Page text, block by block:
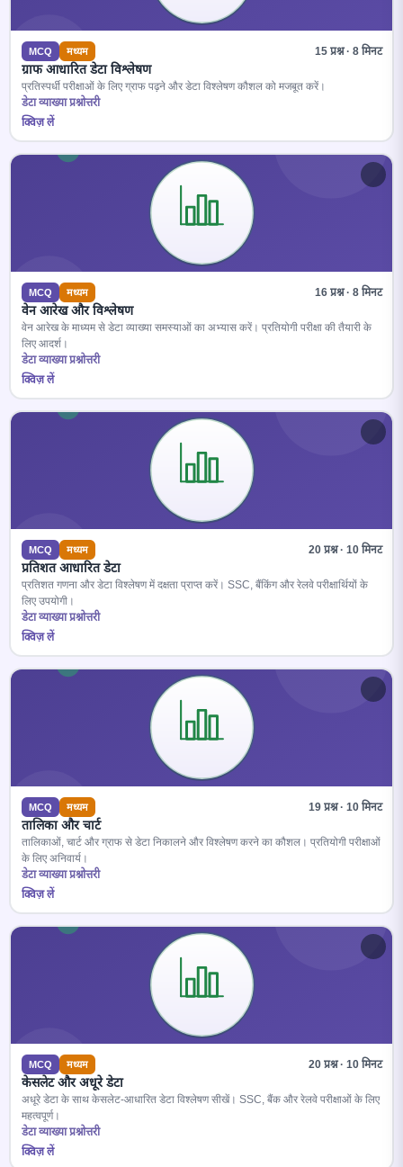
MCQ मध्यम 15 प्रश्न · 8 मिनट
ग्राफ आधारित डेटा विश्लेषण
प्रतिस्पर्धी परीक्षाओं के लिए ग्राफ पढ़ने और डेटा विश्लेषण कौशल को मजबूत करें।
डेटा व्याख्या प्रश्नोत्तरी
क्विज़ लें
MCQ मध्यम 16 प्रश्न · 8 मिनट
वेन आरेख और विश्लेषण
वेन आरेख के माध्यम से डेटा व्याख्या समस्याओं का अभ्यास करें। प्रतियोगी परीक्षा की तैयारी के
लिए आदर्श।
डेटा व्याख्या प्रश्नोत्तरी
क्विज़ लें
MCQ मध्यम 20 प्रश्न · 10 मिनट
प्रतिशत आधारित डेटा
प्रतिशत गणना और डेटा विश्लेषण में दक्षता प्राप्त करें। SSC, बैंकिंग और रेलवे परीक्षार्थियों के
लिए उपयोगी।
डेटा व्याख्या प्रश्नोत्तरी
क्विज़ लें
MCQ मध्यम 19 प्रश्न · 10 मिनट
तालिका और चार्ट
तालिकाओं, चार्ट और ग्राफ से डेटा निकालने और विश्लेषण करने का कौशल। प्रतियोगी परीक्षाओं
के लिए अनिवार्य।
डेटा व्याख्या प्रश्नोत्तरी
क्विज़ लें
MCQ मध्यम 20 प्रश्न · 10 मिनट
केसलेट और अधूरे डेटा
अधूरे डेटा के साथ केसलेट-आधारित डेटा विश्लेषण सीखें। SSC, बैंक और रेलवे परीक्षाओं के लिए
महत्वपूर्ण।
डेटा व्याख्या प्रश्नोत्तरी
क्विज़ लें